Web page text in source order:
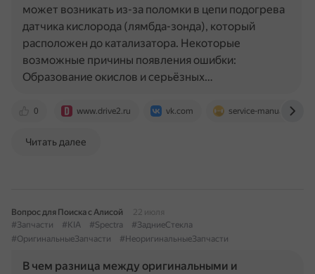
0 www.drive2.ru vk.com service-
может возникать из-за поломки в цепи подогрева
датчика кислорода (лямбда-зонда), который
расположен до катализатора. Некоторые
возможные причины появления ошибки:
Образование окислов и серьёзных…
Читать далее
Вопрос для Поиска с Алисой
22 июля
#Запчасти
#KIA #Spectra
#ЗадниеСтекла
#ОригинальныеЗапчасти
#НеоригинальныеЗапчасти
В чем разница между оригинальными и